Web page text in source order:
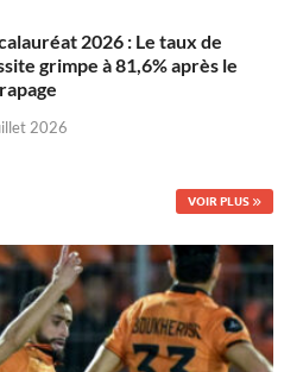
2026 : Le taux de
grimpe à 81,6% après le
2026
VOIR PLUS